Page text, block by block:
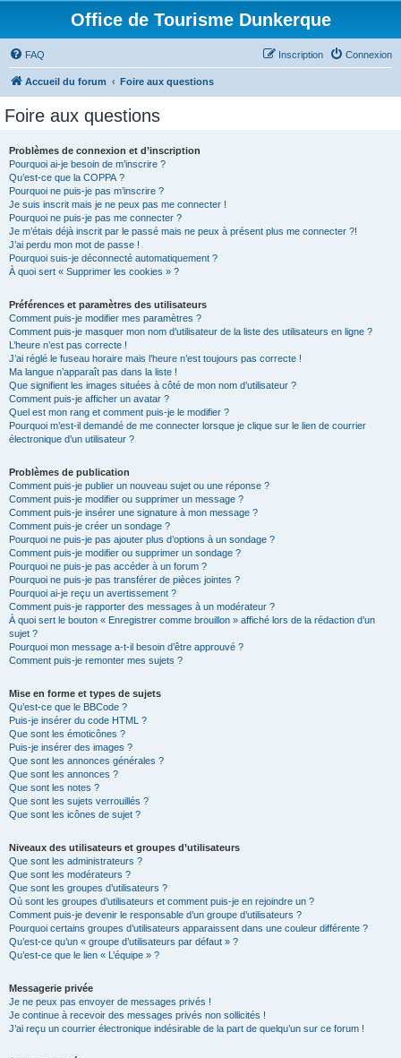
Office de Tourisme Dunkerque
FAQ Connexion
Inscription
Accueil du forum Foire aux questions
Foire aux questions
Problèmes de connexion et d’inscription
Pourquoi ai-je besoin de m’inscrire ?
Qu’est-ce que la COPPA ?
Pourquoi ne puis-je pas m’inscrire ?
Je suis inscrit mais je ne peux pas me connecter !
Pourquoi ne puis-je pas me connecter ?
Je m’étais déjà inscrit par le passé mais ne peux à présent plus me connecter ?!
J’ai perdu mon mot de passe !
Pourquoi suis-je déconnecté automatiquement ?
À quoi sert « Supprimer les cookies » ?
Préférences et paramètres des utilisateurs
Comment puis-je modifier mes paramètres ?
Comment puis-je masquer mon nom d’utilisateur de la liste des utilisateurs en ligne ?
L’heure n’est pas correcte !
J’ai réglé le fuseau horaire mais l’heure n’est toujours pas correcte !
Ma langue n’apparaît pas dans la liste !
Que signifient les images situées à côté de mon nom d’utilisateur ?
Comment puis-je afficher un avatar ?
Quel est mon rang et comment puis-je le modifier ?
Pourquoi m’est-il demandé de me connecter lorsque je clique sur le lien de courrier
électronique d’un utilisateur ?
Problèmes de publication
Comment puis-je publier un nouveau sujet ou une réponse ?
Comment puis-je modifier ou supprimer un message ?
Comment puis-je insérer une signature à mon message ?
Comment puis-je créer un sondage ?
Pourquoi ne puis-je pas ajouter plus d’options à un sondage ?
Comment puis-je modifier ou supprimer un sondage ?
Pourquoi ne puis-je pas accéder à un forum ?
Pourquoi ne puis-je pas transférer de pièces jointes ?
Pourquoi ai-je reçu un avertissement ?
Comment puis-je rapporter des messages à un modérateur ?
À quoi sert le bouton « Enregistrer comme brouillon » affiché lors de la rédaction d’un
sujet ?
Pourquoi mon message a-t-il besoin d’être approuvé ?
Comment puis-je remonter mes sujets ?
Mise en forme et types de sujets
Qu’est-ce que le BBCode ?
Puis-je insérer du code HTML ?
Que sont les émoticônes ?
Puis-je insérer des images ?
Que sont les annonces générales ?
Que sont les annonces ?
Que sont les notes ?
Que sont les sujets verrouillés ?
Que sont les icônes de sujet ?
Niveaux des utilisateurs et groupes d’utilisateurs
Que sont les administrateurs ?
Que sont les modérateurs ?
Que sont les groupes d’utilisateurs ?
Où sont les groupes d’utilisateurs et comment puis-je en rejoindre un ?
Comment puis-je devenir le responsable d’un groupe d’utilisateurs ?
Pourquoi certains groupes d’utilisateurs apparaissent dans une couleur différente ?
Qu’est-ce qu’un « groupe d’utilisateurs par défaut » ?
Qu’est-ce que le lien « L’équipe » ?
Messagerie privée
Je ne peux pas envoyer de messages privés !
Je continue à recevoir des messages privés non sollicités !
J’ai reçu un courrier électronique indésirable de la part de quelqu’un sur ce forum !